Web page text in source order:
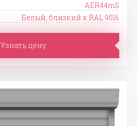
AER44mS
Белый, близкий к RAL 9016
Узнать цену